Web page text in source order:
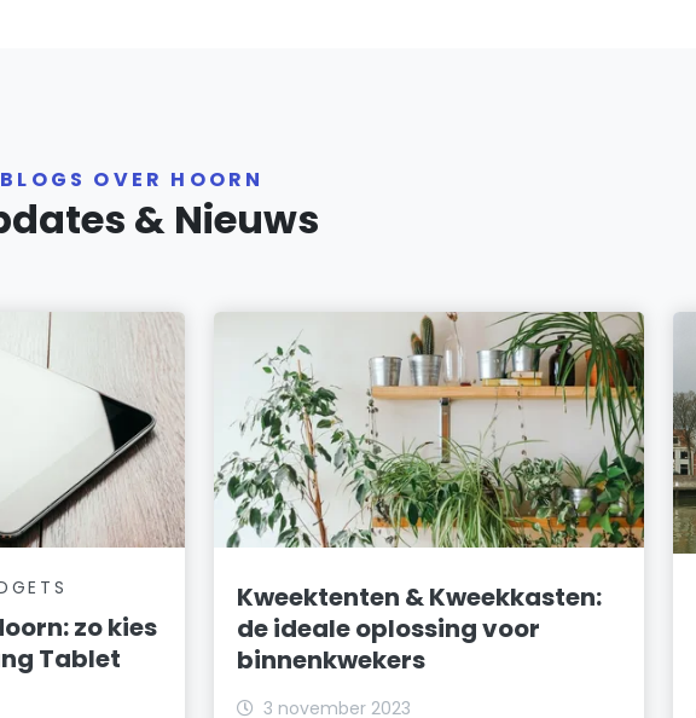
OVER HOORN
& Nieuws
zo kies
Tablet
Kweektenten & Kweekkasten:
de ideale oplossing voor
binnenkwekers
3 november 2023